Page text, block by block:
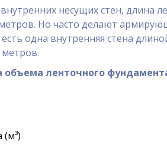
несущих стен, длина
метров. Но часто делают
одна внутренняя стена
метров.
объема ленточного
(м³)